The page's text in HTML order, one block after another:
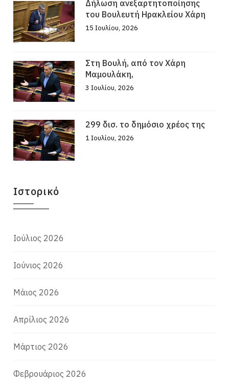
Δήλωση ανεξαρτητοποίησης
του Βουλευτή Ηρακλείου Χάρη
15 Ιουλίου, 2026
Στη Βουλή, από τον Χάρη
Μαμουλάκη,
3 Ιουλίου, 2026
299 δισ. το δημόσιο χρέος της
1 Ιουλίου, 2026
Ιστορικό
Ιούλιος 2026
Ιούνιος 2026
Μάιος 2026
Απρίλιος 2026
Μάρτιος 2026
Φεβρουάριος 2026